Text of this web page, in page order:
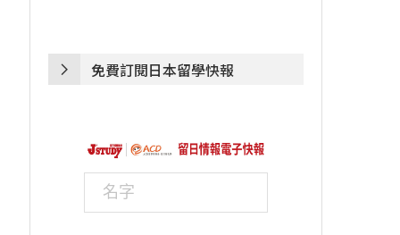
免費訂閱日本留學快報